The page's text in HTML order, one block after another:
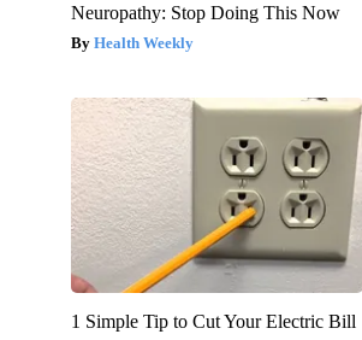
Neuropathy: Stop Doing This Now
Health Weekly
1 Simple Tip to Cut Your Electric Bill